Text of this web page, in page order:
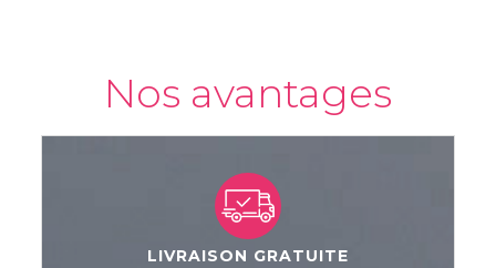
Nos avantages
LIVRAISON GRATUITE